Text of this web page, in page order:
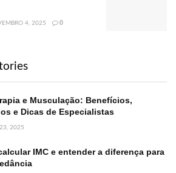
4, 2025 0
e Musculação: Benefícios,
e Dicas de Especialistas
2025
IMC e entender a diferença para